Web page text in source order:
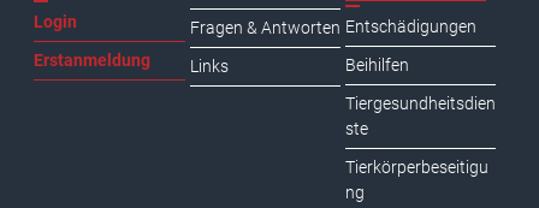
Login
Erstanmeldung
Fragen & Antworten
Links
Entschädigungen
Beihilfen
Tiergesundheitsdien
ste
Tierkörperbeseitigu
ng